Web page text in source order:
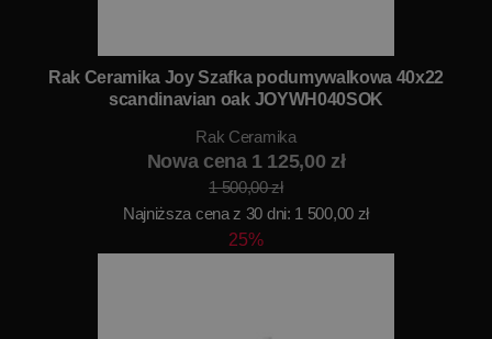
Rak Ceramika Joy Szafka podumywalkowa 40x22
scandinavian oak JOYWH040SOK
Rak Ceramika
Nowa cena 1 125,00 zł
1 500,00 zł
Najniższa cena z 30 dni: 1 500,00 zł
25%